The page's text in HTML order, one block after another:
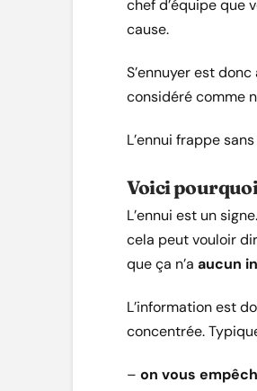
chef d’équipe que
cause.
S’ennuyer est
considéré comme
L’ennui frappe
Voici pourquoi
L’ennui est un
cela peut vouloir
que ça n’a aucun
L’information est
concentrée.
– on vous